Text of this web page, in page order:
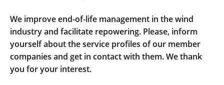
We improve end-of-life management in the wind
industry and facilitate repowering. Please, inform
yourself about the service profiles of our member
companies and get in contact with them. We thank
you for your interest.